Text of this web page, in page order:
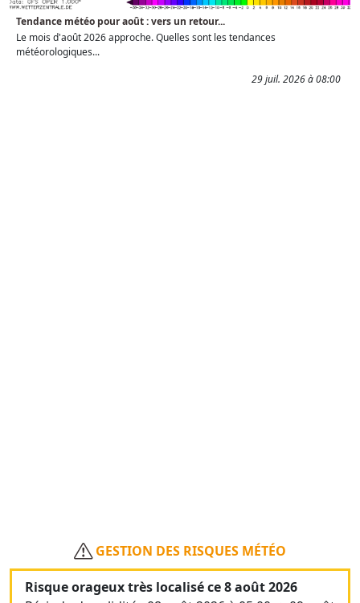
Tendance météo pour août : vers un retour...
Le mois d'août 2026 approche. Quelles sont les tendances
météorologiques...
29 juil. 2026 à 08:00
GESTION DES RISQUES MÉTÉO
Risque orageux très localisé ce 8 août 2026